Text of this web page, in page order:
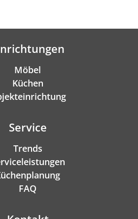
Möbel
Küchen
Service
Trends
FAQ